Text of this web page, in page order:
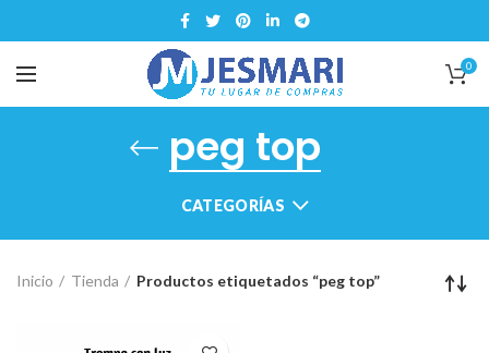
0
peg top
CATEGORÍAS
Inicio Tienda Productos etiquetados “peg top”